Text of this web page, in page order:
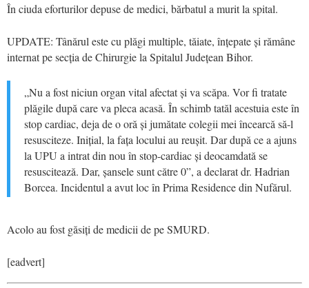
În ciuda eforturilor depuse de medici, bărbatul a murit la spital.
UPDATE: Tânărul este cu plăgi multiple, tăiate, înțepate și rămâne
internat pe secția de Chirurgie la Spitalul Județean Bihor.
„Nu a fost niciun organ vital afectat și va scăpa. Vor fi tratate
plăgile după care va pleca acasă. În schimb tatăl acestuia este în
stop cardiac, deja de o oră și jumătate colegii mei încearcă să-l
resusciteze. Inițial, la fața locului au reușit. Dar după ce a ajuns
la UPU a intrat din nou în stop-cardiac și deocamdată se
resuscitează. Dar, șansele sunt către 0”, a declarat dr. Hadrian
Borcea. Incidentul a avut loc în Prima Residence din Nufărul.
Acolo au fost găsiți de medicii de pe SMURD.
[eadvert]